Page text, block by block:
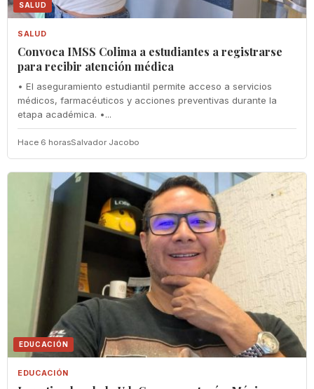
SALUD
SALUD
Convoca IMSS Colima a estudiantes a registrarse
para recibir atención médica
• El aseguramiento estudiantil permite acceso a servicios
médicos, farmacéuticos y acciones preventivas durante la
etapa académica. •...
Hace 6 horasSalvador Jacobo
EDUCACIÓN
EDUCACIÓN